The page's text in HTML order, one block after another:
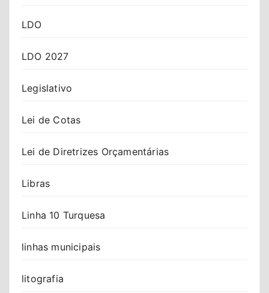
LDO
LDO 2027
Legislativo
Lei de Cotas
Lei de Diretrizes Orçamentárias
Libras
Linha 10 Turquesa
linhas municipais
litografia